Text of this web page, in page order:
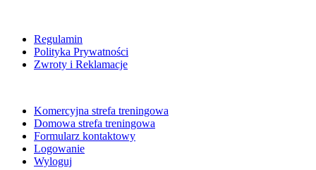
Regulamin
Polityka Prywatności
Zwroty i Reklamacje
Komercyjna strefa treningowa
Domowa strefa treningowa
Formularz kontaktowy
Logowanie
Wyloguj